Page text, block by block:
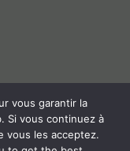
vous garantir la
Si vous continuez à
vous les acceptez.